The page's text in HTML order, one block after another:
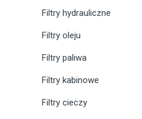
Filtry hydrauliczne
Filtry oleju
Filtry paliwa
Filtry kabinowe
Filtry cieczy